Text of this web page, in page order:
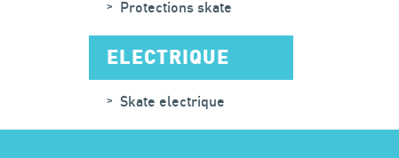
Protections skate
ELECTRIQUE
Skate electrique